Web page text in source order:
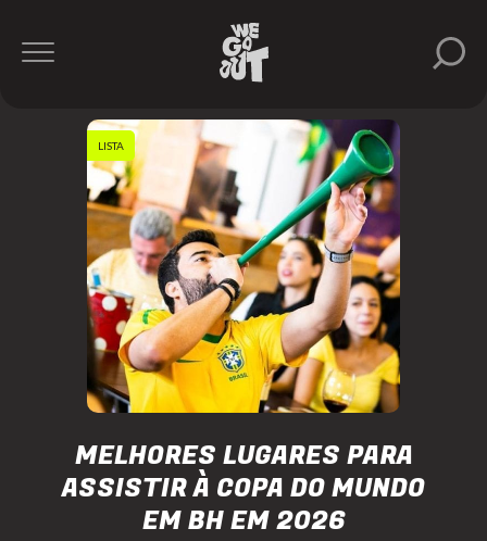
MELHORES LUGARES PARA
ASSISTIR À COPA DO MUNDO
EM BH EM 2026
LISTA